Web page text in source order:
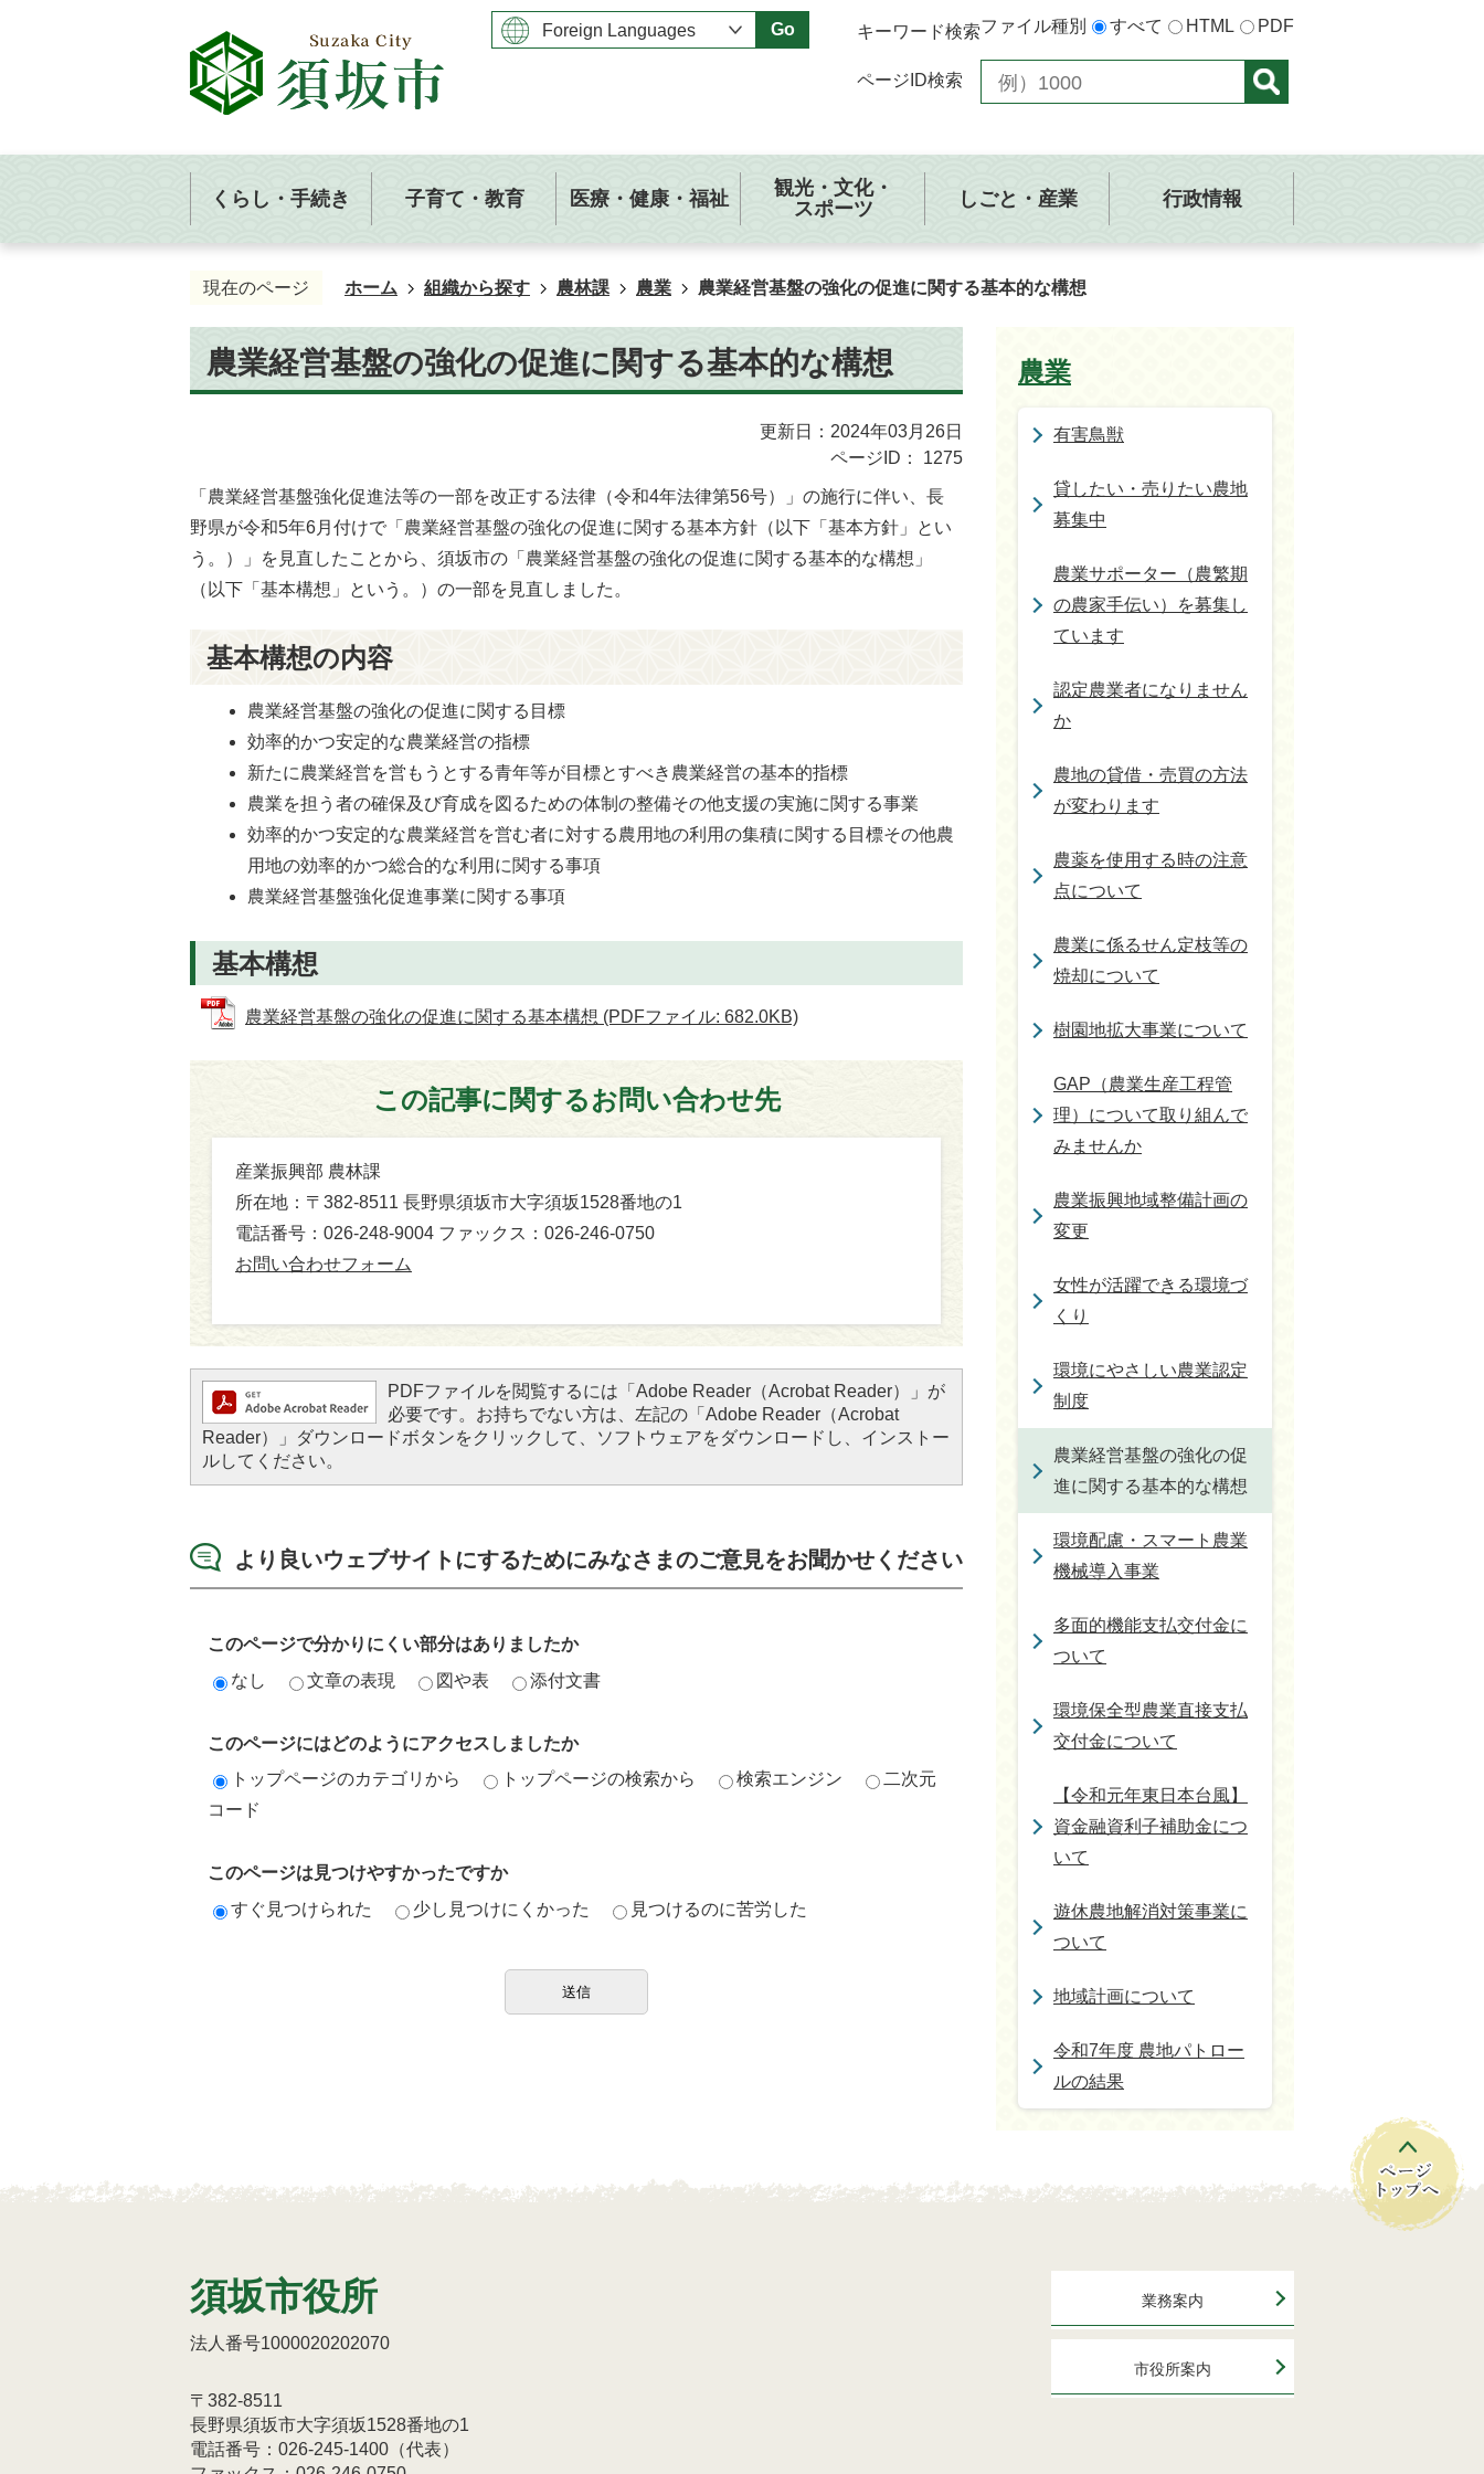
Go キーワード検索ファイル種別 すべて HTML PDF
ページID検索
くらし・手続き 子育て・教育 医療・健康・福祉
観光・文化・
スポーツ
しごと・産業 行政情報
現在のページ ホーム 組織から探す 農林課 農業 農業経営基盤の強化の促進に関する基本的な構想
農業経営基盤の強化の促進に関する基本的な構想
更新日：2024年03月26日
ページID：
1275
「農業経営基盤強化促進法等の一部を改正する法律（令和4年法律第56号）」の施行に伴い、長
野県が令和5年6月付けで「農業経営基盤の強化の促進に関する基本方針（以下「基本方針」とい
う。）」を見直したことから、須坂市の「農業経営基盤の強化の促進に関する基本的な構想」
（以下「基本構想」という。）の一部を見直しました。
基本構想の内容
農業経営基盤の強化の促進に関する目標
効率的かつ安定的な農業経営の指標
新たに農業経営を営もうとする青年等が目標とすべき農業経営の基本的指標
農業を担う者の確保及び育成を図るための体制の整備その他支援の実施に関する事業
効率的かつ安定的な農業経営を営む者に対する農用地の利用の集積に関する目標その他農
用地の効率的かつ総合的な利用に関する事項
農業経営基盤強化促進事業に関する事項
基本構想
農業経営基盤の強化の促進に関する基本構想 (PDFファイル: 682.0KB)
この記事に関するお問い合わせ先
産業振興部 農林課
所在地：〒382-8511 長野県須坂市大字須坂1528番地の1
電話番号：026-248-9004 ファックス：026-246-0750
お問い合わせフォーム
PDFファイルを閲覧するには「Adobe Reader（Acrobat Reader）」が
必要です。お持ちでない方は、左記の「Adobe Reader（Acrobat
Reader）」ダウンロードボタンをクリックして、ソフトウェアをダウンロードし、インストー
ルしてください。
より良いウェブサイトにするためにみなさまのご意見をお聞かせください
このページで分かりにくい部分はありましたか
なし
文章の表現 図や表 添付文書
このページにはどのようにアクセスしましたか
トップページのカテゴリから
トップページの検索から 検索エンジン
二次元
コード
このページは見つけやすかったですか
すぐ見つけられた
少し見つけにくかった 見つけるのに苦労した
農業
有害鳥獣
貸したい・売りたい農地
募集中
農業サポーター（農繁期
の農家手伝い）を募集し
ています
認定農業者になりません
か
農地の貸借・売買の方法
が変わります
農薬を使用する時の注意
点について
農業に係るせん定枝等の
焼却について
樹園地拡大事業について
GAP（農業生産工程管
理）について取り組んで
みませんか
農業振興地域整備計画の
変更
女性が活躍できる環境づ
くり
環境にやさしい農業認定
制度
農業経営基盤の強化の促
進に関する基本的な構想
環境配慮・スマート農業
機械導入事業
多面的機能支払交付金に
ついて
環境保全型農業直接支払
交付金について
【令和元年東日本台風】
資金融資利子補助金につ
いて
遊休農地解消対策事業に
ついて
地域計画について
令和7年度 農地パトロー
ルの結果
須坂市役所
法人番号1000020202070
〒382-8511
長野県須坂市大字須坂1528番地の1
電話番号：026-245-1400（代表）
業務案内
市役所案内